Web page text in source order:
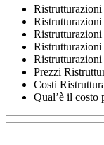
Prezzi
Costi
Qual’è il costo